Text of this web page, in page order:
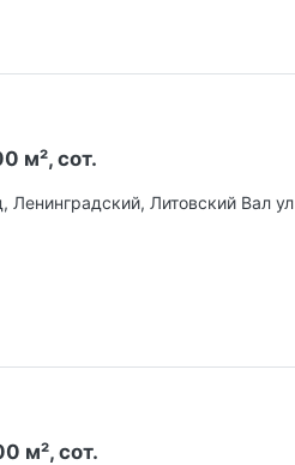
м², сот.
Ленинградский, Литовский Вал ул
м², сот.